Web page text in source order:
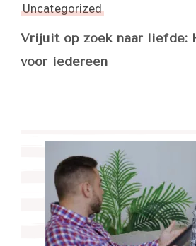
Uncategorized
Vrijuit op zoek naar liefde:
voor iedereen